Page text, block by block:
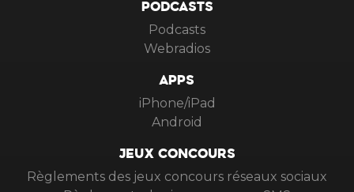
PODCASTS
Podcasts
Webradios
APPS
iPhone/iPad
Android
JEUX CONCOURS
Règlements des jeux concours réseaux sociaux